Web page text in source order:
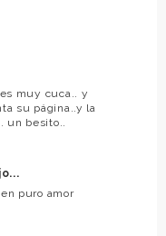
muy cuca.. y
su página..y la
un besito..
puro amor